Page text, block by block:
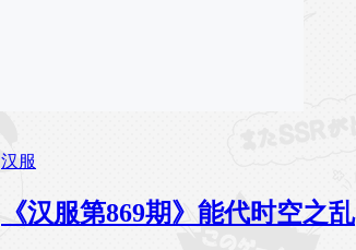
汉服
《汉服第869期》能代时空之乱